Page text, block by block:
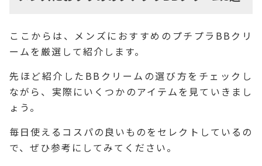
ここからは、メンズにおすすめのプチプラBBクリ
ームを厳選して紹介します。
先ほど紹介したBBクリームの選び方をチェックし
ながら、実際にいくつかのアイテムを見ていきまし
ょう。
毎日使えるコスパの良いものをセレクトしているの
で、ぜひ参考にしてみてください。